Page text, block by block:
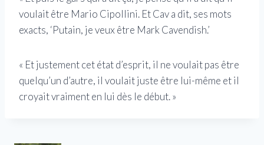
voulait être Mario Cipollini. Et Cav a dit, ses mots
exacts, ‘Putain, je veux être Mark Cavendish.’
« Et justement cet état d’esprit, il ne voulait pas être
quelqu’un d’autre, il voulait juste être lui-même et il
croyait vraiment en lui dès le début. »